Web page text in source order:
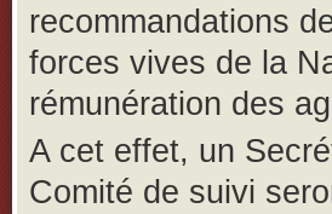
recommandations
forces vives de la
rémunération des
A cet effet, un
Comité de suivi